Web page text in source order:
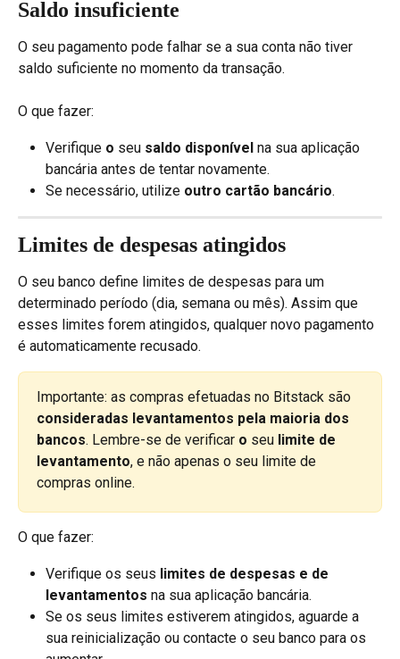
Saldo insuficiente
O seu pagamento pode falhar se a sua conta não tiver
saldo suficiente no momento da transação.
O que fazer:
Verifique o seu saldo disponível na sua aplicação
bancária antes de tentar novamente.
Se necessário, utilize outro cartão bancário.
Limites de despesas atingidos
O seu banco define limites de despesas para um
determinado período (dia, semana ou mês). Assim que
esses limites forem atingidos, qualquer novo pagamento
é automaticamente recusado.
Importante: as compras efetuadas no Bitstack são
consideradas levantamentos pela maioria dos
bancos. Lembre-se de verificar o seu limite de
levantamento, e não apenas o seu limite de
compras online.
O que fazer:
Verifique os seus limites de despesas e de
levantamentos na sua aplicação bancária.
Se os seus limites estiverem atingidos, aguarde a
sua reinicialização ou contacte o seu banco para os